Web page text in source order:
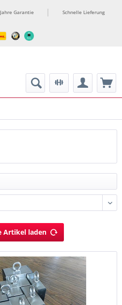
Garantie Schnelle Lieferung
Artikel laden